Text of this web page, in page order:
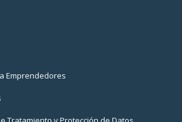
Emprendedores